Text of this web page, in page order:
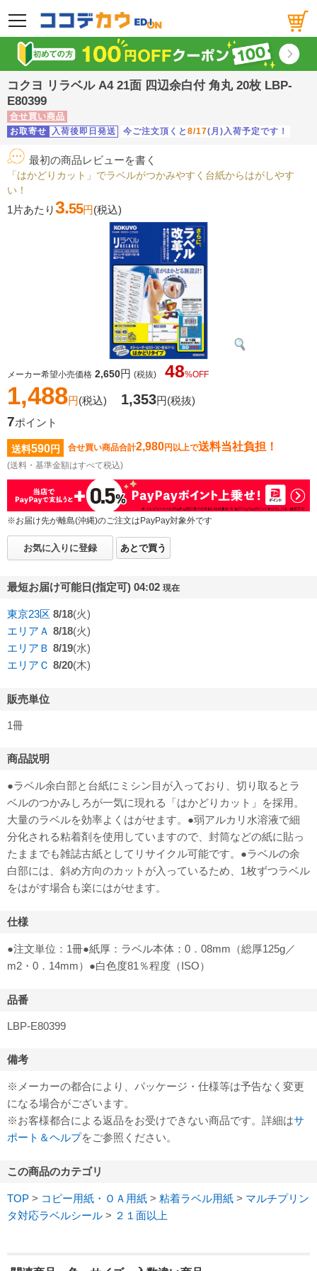
メニュー
コクヨ リラベル A4 21面 四辺余白付 角丸 20枚 LBP-
E80399
合せ買い商品
お取寄せ
入荷後即日発送 今ご注文頂くと 8/17(月)入荷予定です！
最初の商品レビューを書く
「はかどりカット」でラベルがつかみやすく台紙からはがしやす
い！
1片あたり3.55円(税込)
メーカー希望小売価格 2,650円 (税抜) 48%OFF
1,488円(税込) 1,353円(税抜)
7ポイント
送料590円 合せ買い商品合計2,980円以上で送料当社負担！
(送料・基準金額はすべて税込)
※お届け先が離島(沖縄)のご注文はPayPay対象外です
お気に入りに登録 あとで買う
最短お届け可能日(指定可) 04:02 現在
東京23区 8/18(火)
エリアＡ 8/18(火)
エリアＢ 8/19(水)
エリアＣ 8/20(木)
販売単位
1冊
商品説明
●ラベル余白部と台紙にミシン目が入っており、切り取るとラ
ベルのつかみしろが一気に現れる「はかどりカット」を採用。
大量のラベルを効率よくはがせます。●弱アルカリ水溶液で細
分化される粘着剤を使用していますので、封筒などの紙に貼っ
たままでも雑誌古紙としてリサイクル可能です。●ラベルの余
白部には、斜め方向のカットが入っているため、1枚ずつラベル
をはがす場合も楽にはがせます。
仕様
●注文単位：1冊●紙厚：ラベル本体：0．08mm（総厚125g／
m2・0．14mm）●白色度81％程度（ISO）
品番
LBP-E80399
備考
※メーカーの都合により、パッケージ・仕様等は予告なく変更
になる場合がございます。
※お客様都合による返品をお受けできない商品です。詳細はサ
ポート＆ヘルプをご参照ください。
この商品のカテゴリ
TOP > コピー用紙・ＯＡ用紙 > 粘着ラベル用紙 > マルチプリン
タ対応ラベルシール > ２１面以上